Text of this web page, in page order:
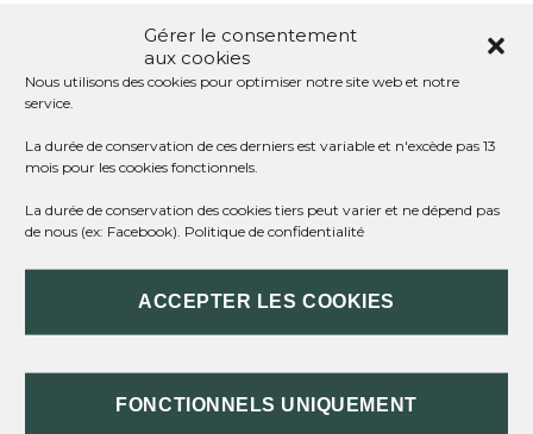
Gérer le consentement
aux cookies
Nous utilisons des cookies pour optimiser notre site web et notre
service.
La durée de conservation de ces derniers est variable et n'excède pas 13
mois pour les cookies fonctionnels.
La durée de conservation des cookies tiers peut varier et ne dépend pas
de nous (ex: Facebook). Politique de confidentialité
ACCEPTER LES COOKIES
FONCTIONNELS UNIQUEMENT
TOUT REPLIER TOUT DÉPLIER
D'AFFICHAGE DES PRIX ?
COMMENT FAIRE UNE RÉSERVATION ?
QUAND L'HÔTEL DOIT-IL FOURNIR UNE
FACTURE ?